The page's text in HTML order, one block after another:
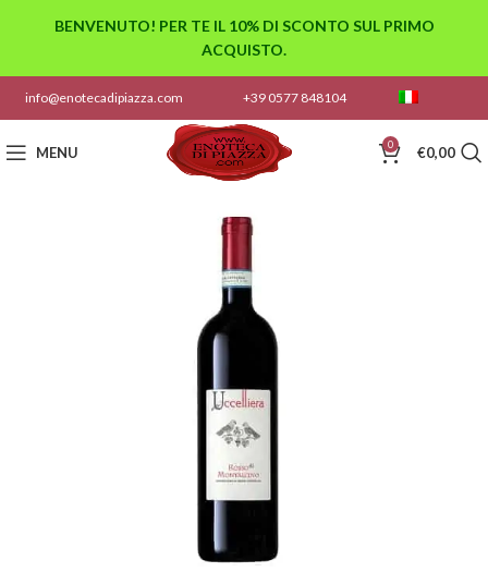
info@enotecadipiazza.com +39 0577 848104
MENU 0 €0,00
BENVENUTO! PER TE IL 10% DI SCONTO SUL PRIMO
ACQUISTO.